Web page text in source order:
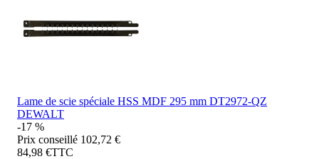
Lame de scie spéciale HSS MDF 295 mm DT2972-QZ
DEWALT
-17 %
Prix conseillé 102,72 €
84,98 €TTC